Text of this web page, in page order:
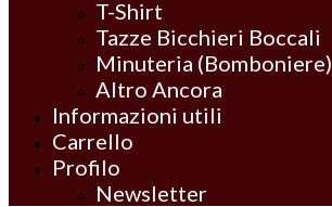
T-Shirt
Tazze Bicchieri Boccali
Minuteria (Bomboniere)
Altro Ancora
Informazioni utili
Carrello
Profilo
Newsletter